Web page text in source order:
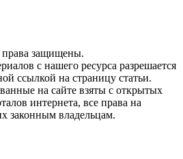
защищены.
с нашего ресурса разрешается
ссылкой на страницу статьи.
на сайте взяты с открытых
интернета, все права на
законным владельцам.